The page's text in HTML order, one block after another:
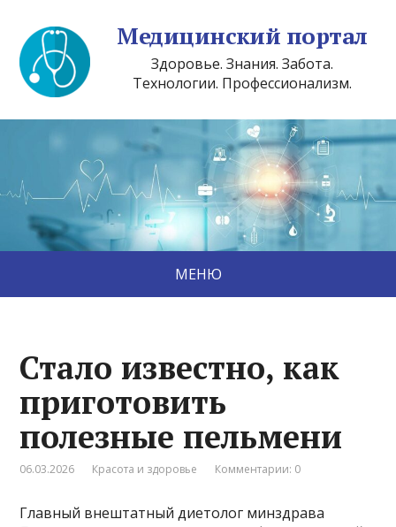
Медицинский портал
Здоровье. Знания. Забота.
Технологии. Профессионализм.
МЕНЮ
Стало известно, как
приготовить
полезные пельмени
06.03.2026 Красота и здоровье Комментарии: 0
Главный внештатный диетолог минздрава